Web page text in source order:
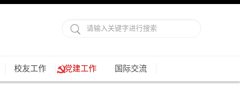
校友工作 党建工作 国际交流